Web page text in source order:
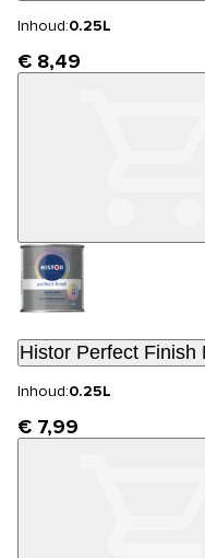
Inhoud:0.25L
€ 8,49
Histor Perfect Finish
Inhoud:0.25L
€ 7,99